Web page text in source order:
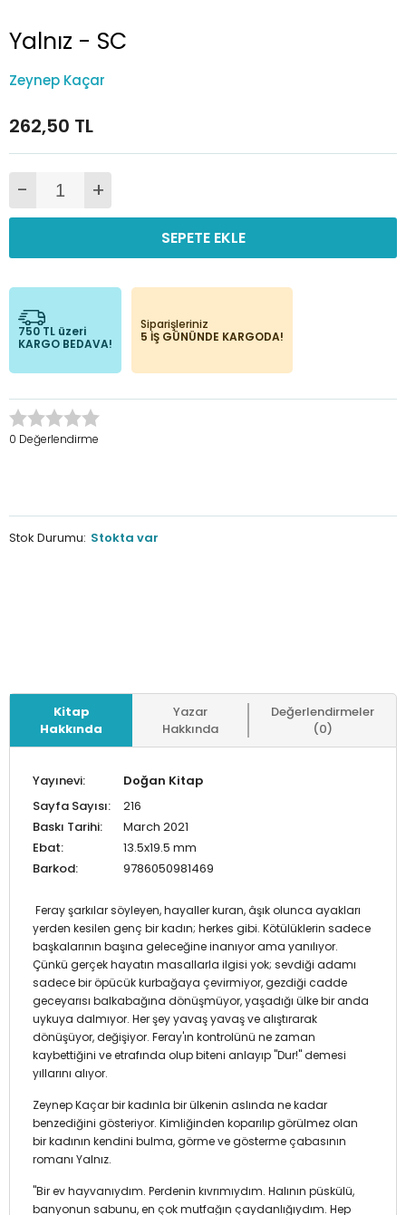
Yalnız - SC
Zeynep Kaçar
262,50 TL
- +
SEPETE EKLE
750 TL üzeri
KARGO BEDAVA!
Siparişleriniz
5 İŞ GÜNÜNDE KARGODA!
0 Değerlendirme
Stok Durumu: Stokta var
Kitap
Hakkında
Yazar
Hakkında
Değerlendirmeler
(0)
Yayınevi:
Doğan Kitap
Sayfa Sayısı:
216
Baskı Tarihi:
March 2021
Ebat:
13.5x19.5 mm
Barkod:
9786050981469
Feray şarkılar söyleyen, hayaller kuran, âşık olunca ayakları
yerden kesilen genç bir kadın; herkes gibi. Kötülüklerin sadece
başkalarının başına geleceğine inanıyor ama yanılıyor.
Çünkü gerçek hayatın masallarla ilgisi yok; sevdiği adamı
sadece bir öpücük kurbağaya çevirmiyor, gezdiği cadde
geceyarısı balkabağına dönüşmüyor, yaşadığı ülke bir anda
uykuya dalmıyor. Her şey yavaş yavaş ve alıştırarak
dönüşüyor, değişiyor. Feray'ın kontrolünü ne zaman
kaybettiğini ve etrafında olup biteni anlayıp "Dur!" demesi
yıllarını alıyor.
Zeynep Kaçar bir kadınla bir ülkenin aslında ne kadar
benzediğini gösteriyor. Kimliğinden koparılıp görülmez olan
bir kadının kendini bulma, görme ve gösterme çabasının
romanı Yalnız.
"Bir ev hayvanıydım. Perdenin kıvrımıydım. Halının püskülü,
banyonun sabunu, en çok mutfağın çaydanlığıydım. Hep